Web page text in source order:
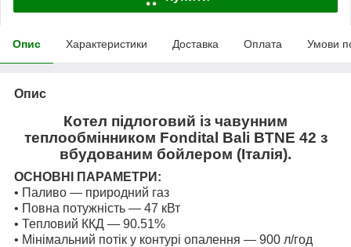
Опис Характеристики Доставка Оплата Умови
Опис
Котел підлоговий із чавунним
теплообмінником Fondital Bali BTNE 42 з
вбудованим бойлером (Італія).
ОСНОВНІ ПАРАМЕТРИ:
• Паливо — природний газ
• Повна потужність — 47 кВт
• Тепловий ККД — 90.51%
• Мінімальний потік у контурі опалення — 900 л/год